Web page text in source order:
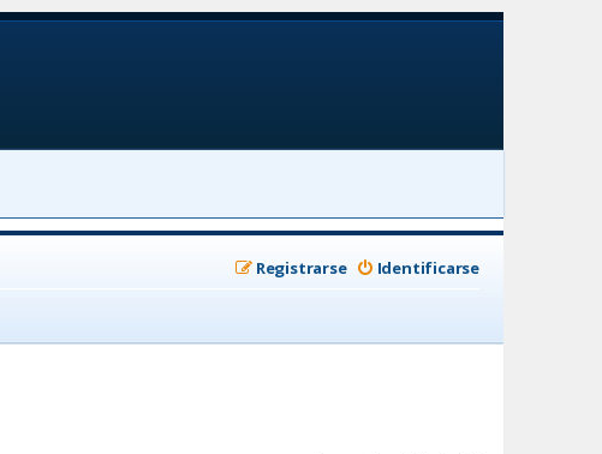
Identificarse
Registrarse